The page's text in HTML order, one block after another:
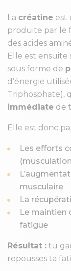
La créatine est
produite par le
des acides
Elle est ensuite
sous forme de
d’énergie
Triphosphate),
immédiate de
Elle est donc
Les efforts
musculaire
La
Le maintien
fatigue
Résultat : tu
repousses ta